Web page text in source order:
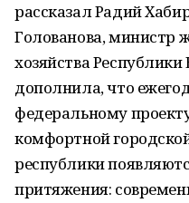
рассказал Радий
Голованова,
хозяйства
дополнила, что
федеральному
комфортной
республики
притяжения: